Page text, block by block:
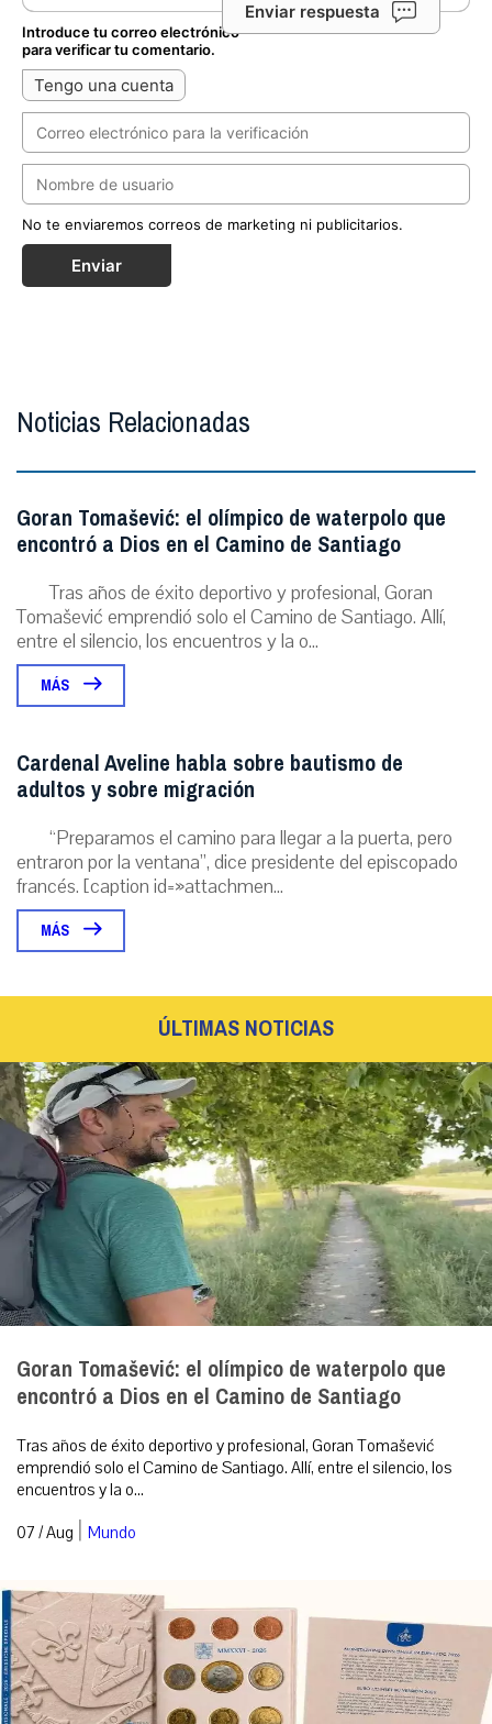
Enviar respuesta
Introduce tu correo electrónico
para verificar tu comentario.
Tengo una cuenta
No te enviaremos correos de marketing ni publicitarios.
Enviar
Noticias Relacionadas
Goran Tomašević: el olímpico de waterpolo que
encontró a Dios en el Camino de Santiago
Tras años de éxito deportivo y profesional, Goran
Tomašević emprendió solo el Camino de Santiago. Allí,
entre el silencio, los encuentros y la o...
MÁS
Cardenal Aveline habla sobre bautismo de
adultos y sobre migración
“Preparamos el camino para llegar a la puerta, pero
entraron por la ventana”, dice presidente del episcopado
francés. [caption id=»attachmen...
MÁS
ÚLTIMAS NOTICIAS
Goran Tomašević: el olímpico de waterpolo que
encontró a Dios en el Camino de Santiago
Tras años de éxito deportivo y profesional, Goran Tomašević
emprendió solo el Camino de Santiago. Allí, entre el silencio, los
encuentros y la o...
07 / Aug | Mundo